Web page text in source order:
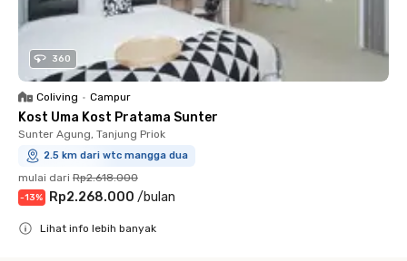
360
Coliving • Campur
Kost Uma Kost Pratama Sunter
Sunter Agung, Tanjung Priok
2.5 km dari wtc mangga dua
mulai dari Rp2.618.000
-13% Rp2.268.000 /bulan
Lihat info lebih banyak